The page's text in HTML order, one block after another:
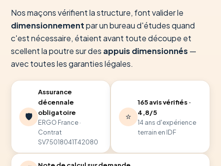
Nos maçons vérifient la structure, font valider le
dimensionnementpar un bureau d'études quand
c'est nécessaire, étaient avant toute découpe et
scellent la poutre sur des appuis dimensionnés —
avec toutes les garanties légales.
🛡️
Assurance
décennale
obligatoire
ERGO France ·
Contrat
SV75018041T42080
⭐
165 avis vérifiés ·
4,8/5
14 ans d'expérience
terrain en IDF